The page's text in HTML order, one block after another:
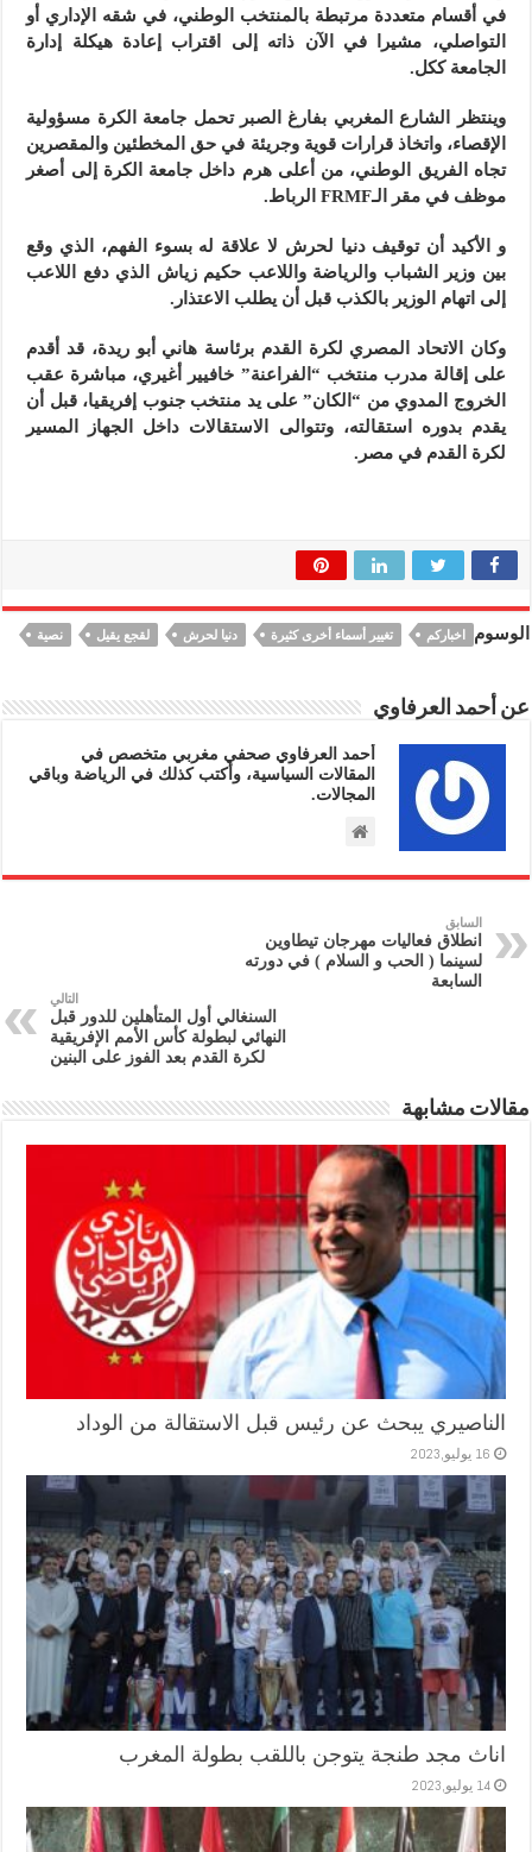
في أقسام متعددة مرتبطة بالمنتخب الوطني، في شقه الإداري أو
التواصلي، مشيرا في الآن ذاته إلى اقتراب إعادة هيكلة إدارة
الجامعة ككل.
وينتظر الشارع المغربي بفارغ الصبر تحمل جامعة الكرة مسؤولية
الإقصاء، واتخاذ قرارات قوية وجريئة في حق المخطئين والمقصرين
تجاه الفريق الوطني، من أعلى هرم داخل جامعة الكرة إلى أصغر
موظف في مقر الـFRMF الرباط.
و الأكيد أن توقيف دنيا لحرش لا علاقة له بسوء الفهم، الذي وقع
بين وزير الشباب والرياضة واللاعب حكيم زياش الذي دفع اللاعب
إلى اتهام الوزير بالكذب قبل أن يطلب الاعتذار.
وكان الاتحاد المصري لكرة القدم برئاسة هاني أبو ريدة، قد أقدم
على إقالة مدرب منتخب “الفراعنة” خافيير أغيري، مباشرة عقب
الخروج المدوي من “الكان” على يد منتخب جنوب إفريقيا، قبل أن
يقدم بدوره استقالته، وتتوالى الاستقالات داخل الجهاز المسير
لكرة القدم في مصر.
الوسوم اخباركم تغيير أسماء أخرى كثيرة دنيا لحرش لقجع يقيل نصية
عن أحمد العرفاوي
أحمد العرفاوي صحفي مغربي متخصص في
المقالات السياسية، وأكتب كذلك في الرياضة وباقي
المجالات.
السابق
انطلاق فعاليات مهرجان تيطاوين
لسينما ( الحب و السلام ) في دورته
السابعة
التالي
السنغالي أول المتأهلين للدور قبل
النهائي لبطولة كأس الأمم الإفريقية
لكرة القدم بعد الفوز على البنين
مقالات مشابهة
الناصيري يبحث عن رئيس قبل الاستقالة من الوداد
16 يوليو,2023
اناث مجد طنجة يتوجن باللقب بطولة المغرب
14 يوليو,2023